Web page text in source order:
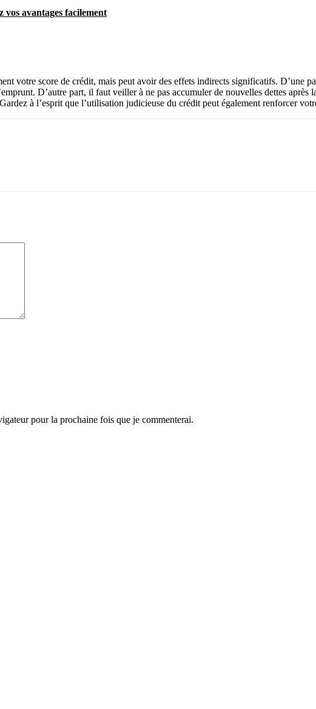
vos avantages facilement
votre score de crédit, mais peut avoir des effets indirects significatifs. D’une
D’autre part, il faut veiller à ne pas accumuler de nouvelles dettes
à l’esprit que l’utilisation judicieuse du crédit peut également renforcer
pour la prochaine fois que je commenterai.